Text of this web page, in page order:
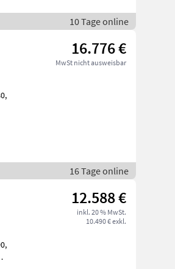
10 Tage online
16.776 €
MwSt nicht ausweisbar
16 Tage online
12.588 €
inkl. 20 % MwSt.
10.490 € exkl.